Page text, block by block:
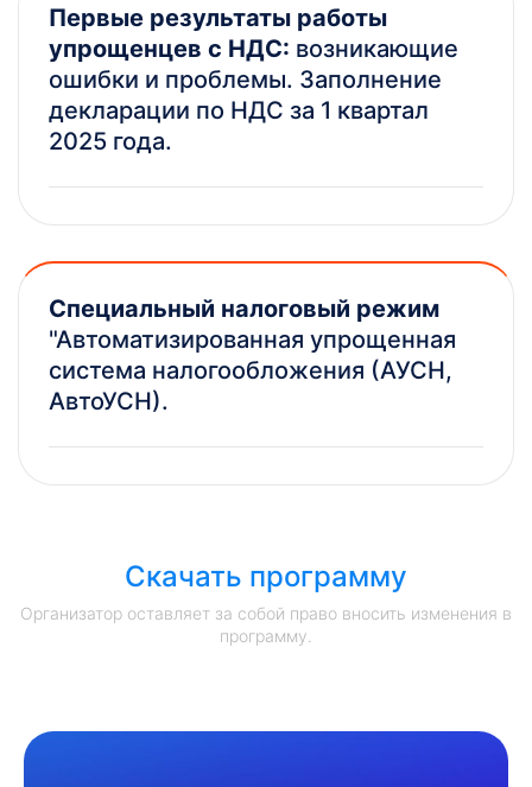
Первые результаты работы
упрощенцев с НДС: возникающие
ошибки и проблемы. Заполнение
декларации по НДС за 1 квартал
2025 года.
Специальный налоговый режим
"Автоматизированная упрощенная
система налогообложения (АУСН,
АвтоУСН).
Скачать программу
Организатор оставляет за собой право вносить изменения в
программу.